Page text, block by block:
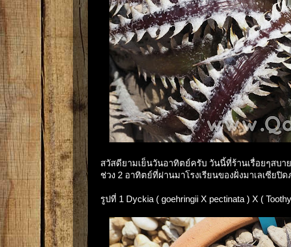
สวัสดียามเย็นวันอาทิตย์ครับ วันนี้ที่ร้านเรื่อยๆสบา
ช่วง 2 อาทิตย์ที่ผ่านมาโรงเรียนของฝั่งมาเลเซียปิ
รูปที่ 1 Dyckia ( goehringii X pectinata ) X (